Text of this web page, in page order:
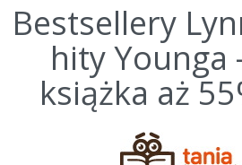
Bestsellery
hity Younga
książka aż